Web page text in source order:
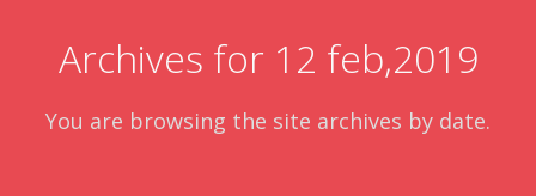
Archives for 12 feb,2019
You are browsing the site archives by date.